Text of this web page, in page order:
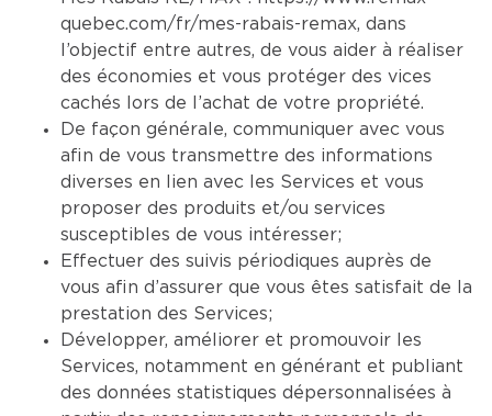
quebec.com/fr/mes-rabais-remax, dans
l’objectif entre autres, de vous aider à réaliser
des économies et vous protéger des vices
cachés lors de l’achat de votre propriété.
De façon générale, communiquer avec vous
afin de vous transmettre des informations
diverses en lien avec les Services et vous
proposer des produits et/ou services
susceptibles de vous intéresser;
Effectuer des suivis périodiques auprès de
vous afin d’assurer que vous êtes satisfait de la
prestation des Services;
Développer, améliorer et promouvoir les
Services, notamment en générant et publiant
des données statistiques dépersonnalisées à